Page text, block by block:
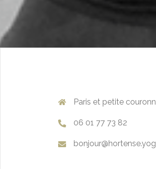
Paris et petite
06 01 77 73 82